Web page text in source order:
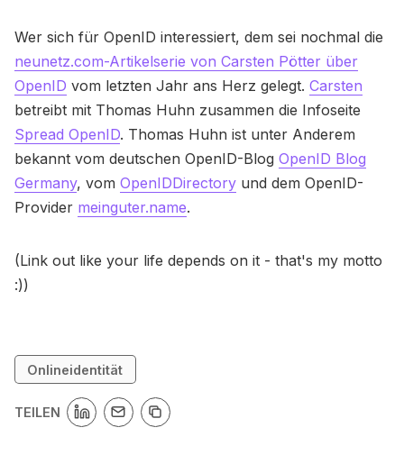
Wer sich für OpenID interessiert, dem sei nochmal die
neunetz.com-Artikelserie von Carsten Pötter über
OpenID vom letzten Jahr ans Herz gelegt. Carsten
betreibt mit Thomas Huhn zusammen die Infoseite
Spread OpenID. Thomas Huhn ist unter Anderem
bekannt vom deutschen OpenID-Blog OpenID Blog
Germany, vom OpenIDDirectory und dem OpenID-
Provider meinguter.name.
(Link out like your life depends on it - that's my motto
:))
Onlineidentität
TEILEN